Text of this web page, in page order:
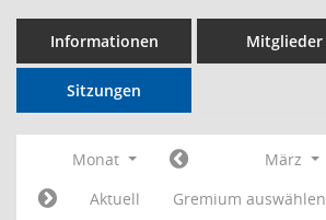
Informationen Mitglieder
Sitzungen
Monat März
Aktuell
Gremium auswählen